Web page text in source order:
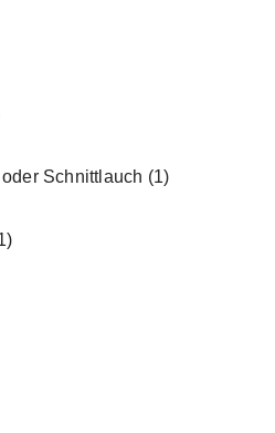
Schnittlauch (1)